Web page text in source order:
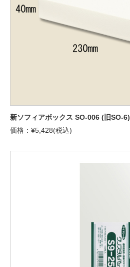
新ソフィアボックス SO-006 (旧SO-6)
価格：¥5,428(税込)